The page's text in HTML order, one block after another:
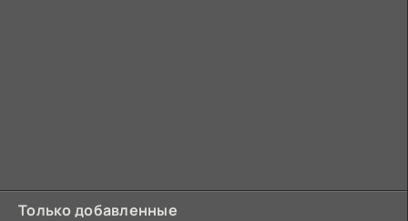
Только добавленные